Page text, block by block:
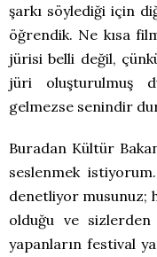
şarkı söylediği için
öğrendik. Ne kısa
jürisi belli değil,
jüri oluşturulmuş
gelmezse senindir
Buradan Kültür
seslenmek
denetliyor musunuz;
olduğu ve sizlerden
yapanların festival